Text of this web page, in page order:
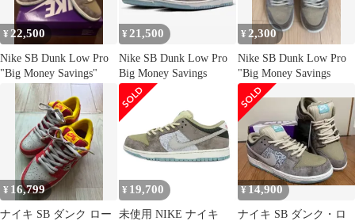
メンズ/
¥ 22,500
Nike SB Dunk Low Pro
"Big Money Savings"
¥ 21,500
Nike SB Dunk Low Pro
Big Money Savings
¥ 2,300
Nike SB Dunk Low Pro
"Big Money Savings
¥ 16,799
ナイキ SB ダンク ロー
¥ 19,700
未使用 NIKE ナイキ
¥14,900
ナイキ SB ダンク・ロ